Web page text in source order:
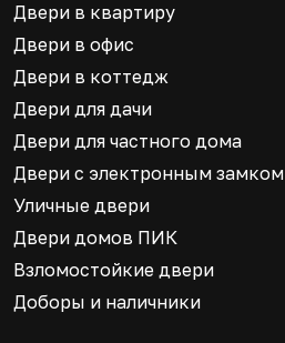
Двери в квартиру
Двери в офис
Двери в коттедж
Двери для дачи
Двери для частного дома
Двери с электронным замком
Уличные двери
Двери домов ПИК
Взломостойкие двери
Доборы и наличники